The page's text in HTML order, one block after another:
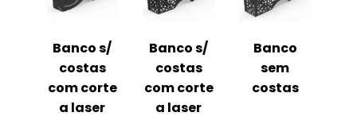
Banco s/
costas
com corte
a laser
Banco s/
costas
com corte
a laser
Banco
sem
costas